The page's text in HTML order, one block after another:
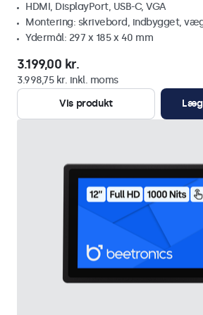
HDMI, DisplayPort, USB-C, VGA
Montering: skrivebord, indbygget,
Ydermål: 297 x 185 x 40 mm
3.199,00 kr.
3.998,75 kr. inkl. moms
Vis produkt
Læg